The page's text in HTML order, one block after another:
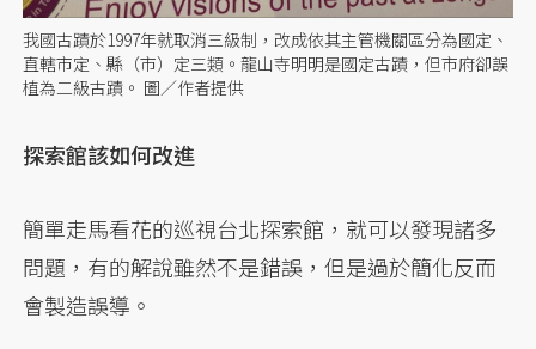
我國古蹟於1997年就取消三級制，改成依其主管機關區分為國定、
直轄市定、縣（市）定三類。龍山寺明明是國定古蹟，但市府卻誤
植為二級古蹟。 圖／作者提供
探索館該如何改進
簡單走馬看花的巡視台北探索館，就可以發現諸多
問題，有的解說雖然不是錯誤，但是過於簡化反而
會製造誤導。